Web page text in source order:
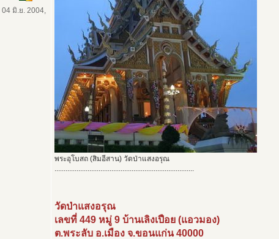
04 มิ.ย. 2004,
พระอุโบสถ (สิมอีสาน) วัดป่าแสงอรุณ
............................................................................
วัดป่าแสงอรุณ
เลขที่ 449 หมู่ 9 บ้านเลิงเปือย (แอวมอง)
ต.พระลับ อ.เมือง จ.ขอนแก่น 40000